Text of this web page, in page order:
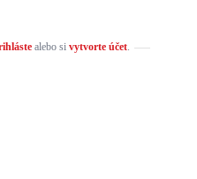
alebo si vytvorte účet.